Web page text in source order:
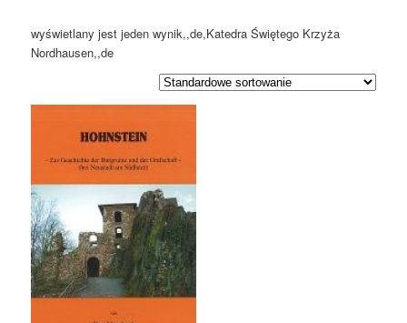
wyświetlany jest jeden wynik,,de,Katedra Świętego Krzyża
Nordhausen,,de